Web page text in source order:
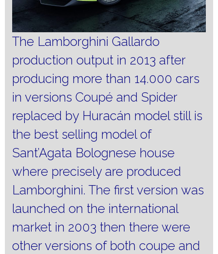
The Lamborghini Gallardo
production output in 2013 after
producing more than 14.000 cars
in versions Coupé and Spider
replaced by Huracán model still is
the best selling model of
Sant’Agata Bolognese house
where precisely are produced
Lamborghini. The first version was
launched on the international
market in 2003 then there were
other versions of both coupe and